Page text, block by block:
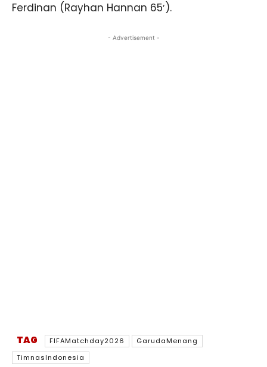
Ferdinan (Rayhan Hannan 65′).
- Advertisement -
TAG FIFAMatchday2026
GarudaMenang
TimnasIndonesia